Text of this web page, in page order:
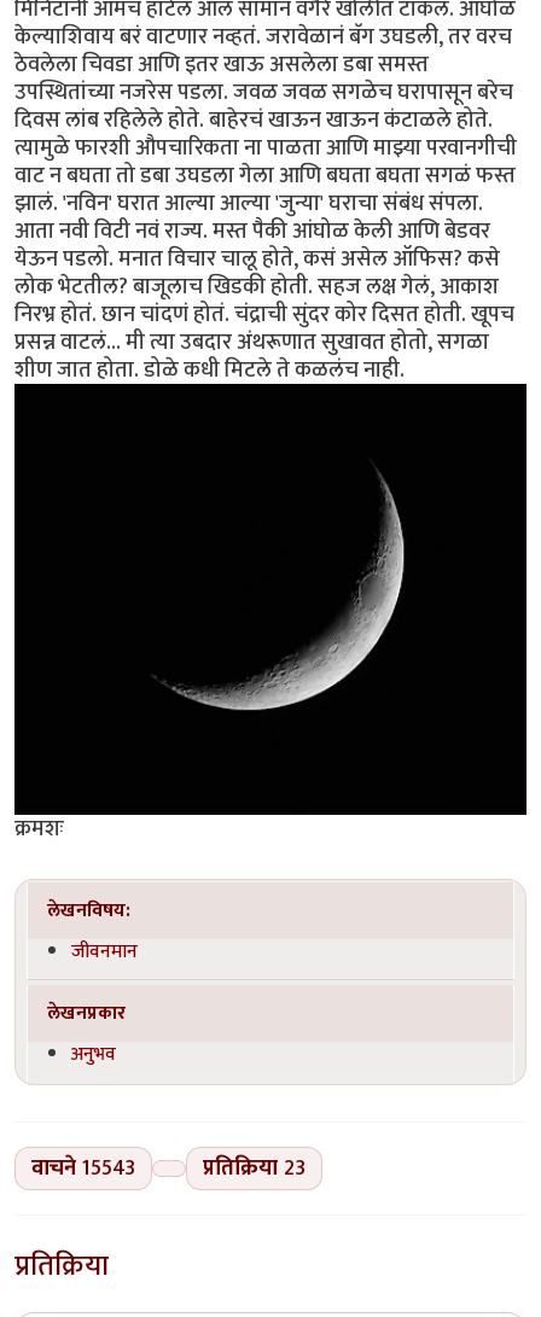
मिनिटांनी आमचं हॉटेल आलं सामान वगैरे खोलीत टाकलं. आंघोळ
केल्याशिवाय बरं वाटणार नव्हतं. जरावेळानं बॅग उघडली, तर वरच
ठेवलेला चिवडा आणि इतर खाऊ असलेला डबा समस्त
उपस्थितांच्या नजरेस पडला. जवळ जवळ सगळेच घरापासून बरेच
दिवस लांब रहिलेले होते. बाहेरचं खाऊन खाऊन कंटाळले होते.
त्यामुळे फारशी औपचारिकता ना पाळता आणि माझ्या परवानगीची
वाट न बघता तो डबा उघडला गेला आणि बघता बघता सगळं फस्त
झालं. 'नविन' घरात आल्या आल्या 'जुन्या' घराचा संबंध संपला.
आता नवी विटी नवं राज्य. मस्त पैकी आंघोळ केली आणि बेडवर
येऊन पडलो. मनात विचार चालू होते, कसं असेल ऑफिस? कसे
लोक भेटतील? बाजूलाच खिडकी होती. सहज लक्ष गेलं, आकाश
निरभ्र होतं. छान चांदणं होतं. चंद्राची सुंदर कोर दिसत होती. खूपच
प्रसन्न वाटलं... मी त्या उबदार अंथरूणात सुखावत होतो, सगळा
शीण जात होता. डोळे कधी मिटले ते कळलंच नाही.
क्रमशः
लेखनविषय:
जीवनमान
लेखनप्रकार
अनुभव
वाचने15543 प्रतिक्रिया 23
प्रतिक्रिया